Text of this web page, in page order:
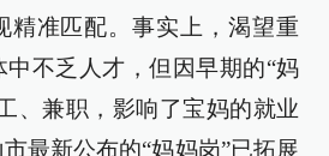
精准匹配。事实上，渴望重
不乏人才，但因早期的“妈
、兼职，影响了宝妈的就业
最新公布的“妈妈岗”已拓展